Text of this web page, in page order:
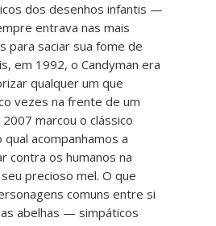
dos desenhos infantis —
entrava nas mais
para saciar sua fome de
em 1992, o Candyman era
qualquer um que
vezes na frente de um
marcou o clássico
acompanhamos a
contra os humanos na
precioso mel. O que
comuns entre si
abelhas — simpáticos